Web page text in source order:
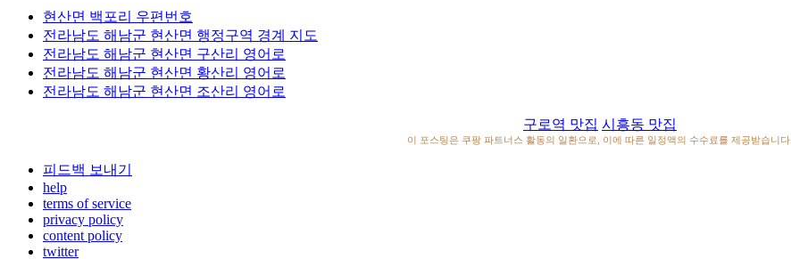
현산면 백포리 우편번호
전라남도 해남군 현산면 행정구역 경계 지도
전라남도 해남군 현산면 구산리 영어로
전라남도 해남군 현산면 황산리 영어로
전라남도 해남군 현산면 조산리 영어로
구로역 맛집 시흥동 맛집
이 포스팅은 쿠팡 파트너스 활동의 일환으로, 이에 따른 일정액의 수수료를 제공받습니다.
피드백 보내기
help
terms of service
privacy policy
content policy
twitter